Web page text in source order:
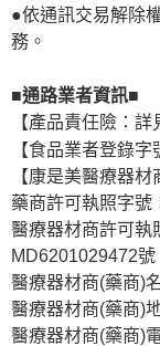
●依通訊交易解除
務。
■通路業者資訊■
【產品責任險：詳
【食品業者登錄
【康是美醫療器
藥商許可執照字號
醫療器材商許可執
MD6201029472號
醫療器材商(藥商)
醫療器材商(藥商)
醫療器材商(藥商)